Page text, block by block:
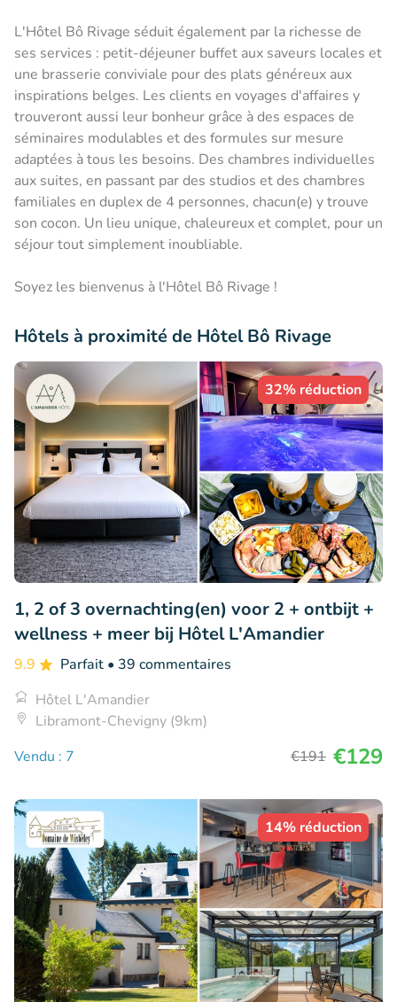
L'Hôtel Bô Rivage séduit également par la richesse de
ses services : petit-déjeuner buffet aux saveurs locales et
une brasserie conviviale pour des plats généreux aux
inspirations belges. Les clients en voyages d'affaires y
trouveront aussi leur bonheur grâce à des espaces de
séminaires modulables et des formules sur mesure
adaptées à tous les besoins. Des chambres individuelles
aux suites, en passant par des studios et des chambres
familiales en duplex de 4 personnes, chacun(e) y trouve
son cocon. Un lieu unique, chaleureux et complet, pour un
séjour tout simplement inoubliable.
Soyez les bienvenus à l'Hôtel Bô Rivage !
Hôtels à proximité de Hôtel Bô Rivage
32% réduction
1, 2 of 3 overnachting(en) voor 2 + ontbijt +
wellness + meer bij Hôtel L'Amandier
9.9 Parfait • 39 commentaires
Hôtel L'Amandier
Libramont-Chevigny (9km)
Vendu : 7
€191 €129
14% réduction